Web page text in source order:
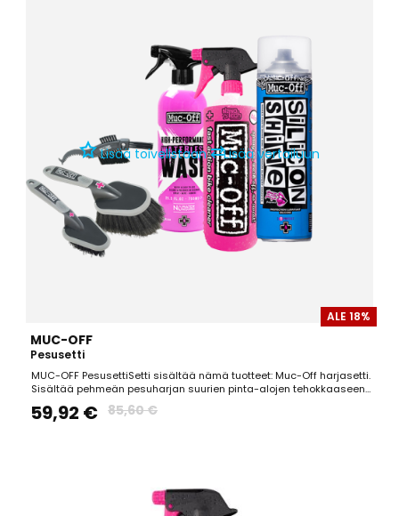
ALE 18%
Lisää toivelistaan ⇄Lisää vertailuun
MUC-OFF
Pesusetti
MUC-OFF PesusettiSetti sisältää nämä tuotteet: Muc-Off harjasetti.
Sisältää pehmeän pesuharjan suurien pinta-alojen tehokkaaseen
pesuun, pienen harjan yksityiskohtien pesuun sekä voimansiirron
puhdistamiseen tarkoitetun harjan. MUC-OFF Silicon Shine
59,92 € 85,60 €